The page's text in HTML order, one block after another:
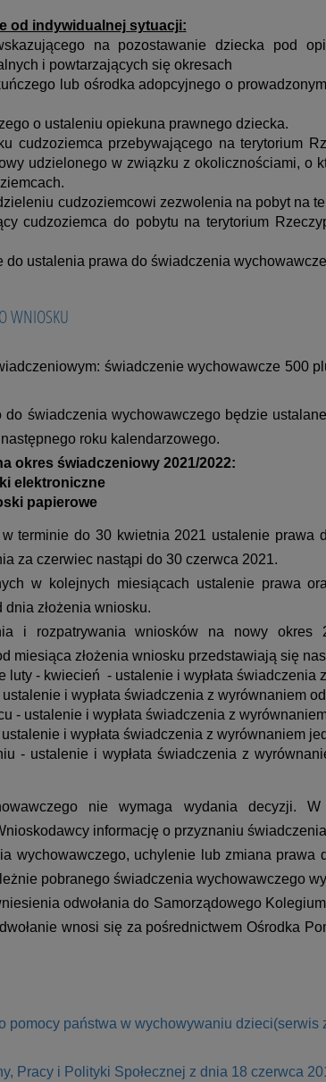
od indywidualnej sytuacji:
na pozostawanie dziecka pod
i powtarzających się okresach
lub ośrodka adopcyjnego o
o ustaleniu opiekuna prawnego dziecka.
cudzoziemca przebywającego na terytorium
udzielonego w związku z okolicznościami, o
cudzoziemcowi zezwolenia na pobyt na
cudzoziemca do pobytu na terytorium
do ustalenia prawa do świadczenia
WNIOSKU
świadczenie wychowawcze 500
do świadczenia wychowawczego będzie
roku kalendarzowego.
okres świadczeniowy 2021/2022:
elektroniczne
papierowe
terminie do 30 kwietnia 2021 ustalenie prawa
za czerwiec nastąpi do 30 czerwca 2021.
w kolejnych miesiącach ustalenie prawa
złożenia wniosku.
i rozpatrywania wniosków na nowy okres
miesiąca złożenia wniosku przedstawiają się
luty - kwiecień - ustalenie i wypłata świadczenia
i wypłata świadczenia z wyrównaniem
- ustalenie i wypłata świadczenia z
i wypłata świadczenia z wyrównaniem
- ustalenie i wypłata świadczenia z
nie wymaga wydania decyzji.
informację o przyznaniu
wychowawczego, uchylenie lub zmiana prawa
pobranego świadczenia wychowawczego
odwołania do Samorządowego
wnosi się za pośrednictwem Ośrodka
pomocy państwa w wychowywaniu dzieci(serwis
Pracy i Polityki Społecznej z dnia 18 czerwca